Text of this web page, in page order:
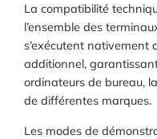
La compatibilité
l’ensemble des
s’exécutent nativement
additionnel,
ordinateurs de bureau,
de différentes marques.
Les modes de